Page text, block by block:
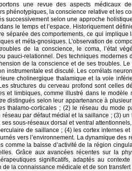
une revue des aspects médicaux
phénotypiques, la conscience relative et les
successivement selon une approche
le temps et l’espace. Historiquement
séparée des comportements, ce qui
et méta-gnosiques. L’observation de
de la conscience, le coma, l’état
pauci-relationnel. Des techniques modernes
de la conscience et de ses troubles.
instrumentale est discuté. Les corrélats
cholinergique thalamique et la voie
structures du cerveau profond sont celles
et limbiques, comme illustré dans le
distingués selon leur appartenance à
thalamo-corticales ; (2) le réseau du mode
réseau par défaut médial et la saillance ; (3)
ses sous-réseaux dorsal et ventral
de saillance ; (4) les cortex internes
vers l’environnement. La dynamique
comme la baisse d’activité de la région
Grâce aux avancées récentes sur la
significatifs, adaptés au
de la connaissance médicale et de son transfert